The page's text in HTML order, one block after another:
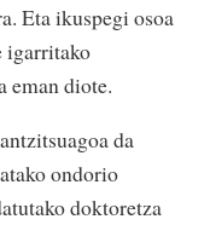
Eta ikuspegi osoa
igarritako
eman diote.
da
ondorio
doktoretza